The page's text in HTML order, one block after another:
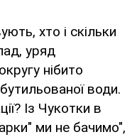
хто і скільки
уряд
нібито
води.
Із Чукотки в
ми не бачимо",